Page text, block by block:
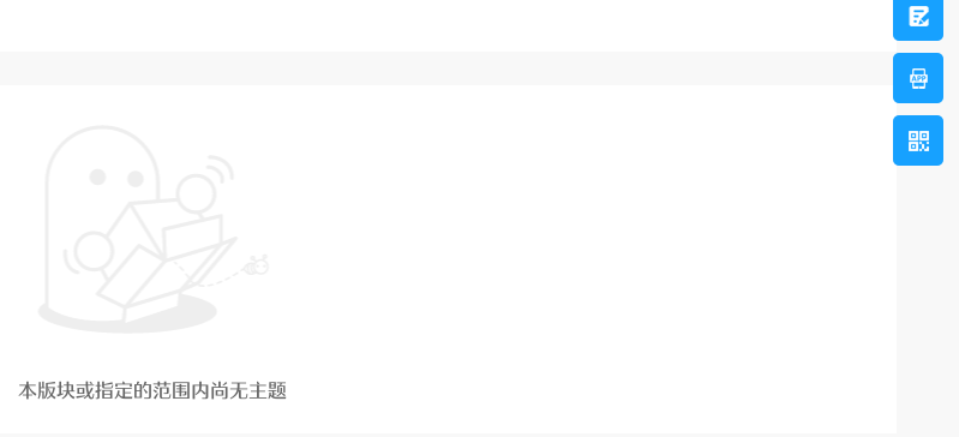
本版块或指定的范围内尚无主题